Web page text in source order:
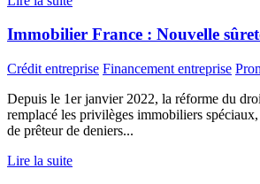
Immobilier France : Nouvelle
Crédit entreprise Financement entreprise
Depuis le 1er janvier 2022, la réforme du
remplacé les privilèges immobiliers
de prêteur de deniers...
Lire la suite